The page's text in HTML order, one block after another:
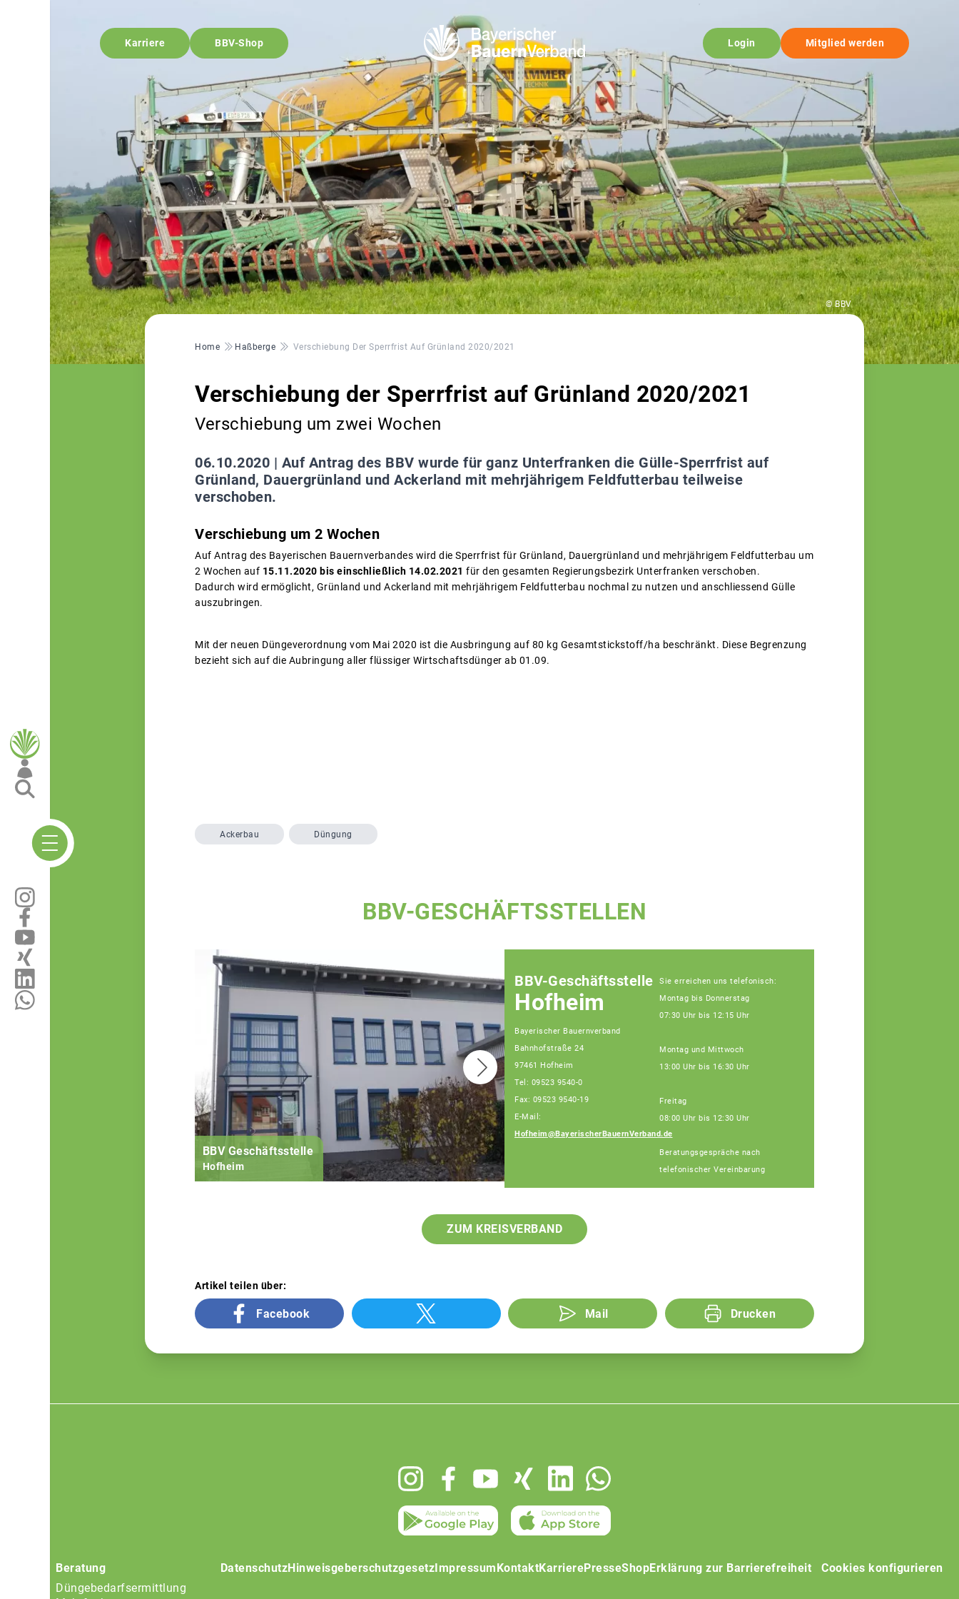
Karriere BBV-Shop Login Mitglied werden
© BBV
Pfadnavigation
Home Haßberge Verschiebung Der Sperrfrist Auf Grünland 2020/2021
Verschiebung der Sperrfrist auf Grünland 2020/2021
Verschiebung um zwei Wochen
06.10.2020 | Auf Antrag des BBV wurde für ganz Unterfranken die Gülle-Sperrfrist auf
Grünland, Dauergrünland und Ackerland mit mehrjährigem Feldfutterbau teilweise
verschoben.
Verschiebung um 2 Wochen
Auf Antrag des Bayerischen Bauernverbandes wird die Sperrfrist für Grünland, Dauergrünland und mehrjährigem Feldfutterbau um
2 Wochen auf 15.11.2020 bis einschließlich 14.02.2021 für den gesamten Regierungsbezirk Unterfranken verschoben.
Dadurch wird ermöglicht, Grünland und Ackerland mit mehrjährigem Feldfutterbau nochmal zu nutzen und anschliessend Gülle
auszubringen.
Mit der neuen Düngeverordnung vom Mai 2020 ist die Ausbringung auf 80 kg Gesamtstickstoff/ha beschränkt. Diese Begrenzung
bezieht sich auf die Aubringung aller flüssiger Wirtschaftsdünger ab 01.09.
Ackerbau Düngung
BBV-GESCHÄFTSSTELLEN
BBV Geschäftsstelle
Hofheim
BBV-Geschäftsstelle
Hofheim
Bayerischer Bauernverband
Bahnhofstraße 24
97461 Hofheim
Tel: 09523 9540-0
Fax: 09523 9540-19
E-Mail:
Hofheim@BayerischerBauernVerband.de
Sie erreichen uns telefonisch:
Montag bis Donnerstag
07:30 Uhr bis 12:15 Uhr
Montag und Mittwoch
13:00 Uhr bis 16:30 Uhr
Freitag
08:00 Uhr bis 12:30 Uhr
Beratungsgespräche nach
telefonischer Vereinbarung
ZUM KREISVERBAND
Artikel teilen über:
Facebook Mail Drucken
Beratung
Düngebedarfsermittlung
DatenschutzHinweisgeberschutzgesetz Impressum KontaktKarrierePresseShopErklärung zur Barrierefreiheit Cookies konfigurieren